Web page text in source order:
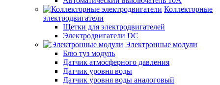
Коллекторные
электродвигатели
Щетки для электродвигателей
Электродвигатели DC
Электронные модули
Блю туз модуль
Датчик атмосферного давления
Датчик уровня воды
Датчик уровня воды аналоговый